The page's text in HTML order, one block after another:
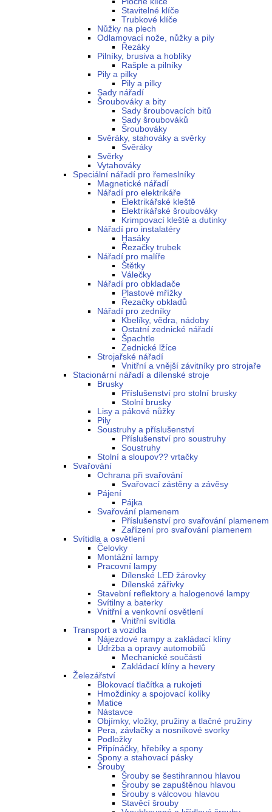
Stavitelné klíče
Trubkové klíče
Nůžky na plech
Odlamovací nože, nůžky a pily
Řezáky
Pilníky, brusiva a hoblíky
Rašple a pilníky
Pily a pilky
Pily a pilky
Sady nářadí
Šroubováky a bity
Sady šroubovacích bitů
Sady šroubováků
Šroubováky
Svěráky, stahováky a svěrky
Svěráky
Svěrky
Vytahováky
Speciální nářadí pro řemeslníky
Magnetické nářadí
Nářadí pro elektrikáře
Elektrikářské kleště
Elektrikářské šroubováky
Krimpovací kleště a dutinky
Nářadí pro instalatéry
Hasáky
Řezačky trubek
Nářadí pro malíře
Štětky
Válečky
Nářadí pro obkladače
Plastové mřížky
Řezačky obkladů
Nářadí pro zedníky
Kbelíky, vědra, nádoby
Ostatní zednické nářadí
Špachtle
Zednické lžíce
Strojařské nářadí
Vnitřní a vnější závitníky pro strojaře
Stacionární nářadí a dílenské stroje
Brusky
Příslušenství pro stolní brusky
Stolní brusky
Lisy a pákové nůžky
Pily
Soustruhy a příslušenství
Příslušenství pro soustruhy
Soustruhy
Stolní a sloupov?? vrtačky
Svařování
Ochrana při svařování
Svařovací zástěny a závěsy
Pájení
Pájka
Svařování plamenem
Příslušenství pro svařování plamenem
Zařízení pro svařování plamenem
Svítidla a osvětlení
Čelovky
Montážní lampy
Pracovní lampy
Dílenské LED žárovky
Dílenské zářivky
Stavební reflektory a halogenové lampy
Svítilny a baterky
Vnitřní a venkovní osvětlení
Vnitřní svítidla
Transport a vozidla
Nájezdové rampy a zakládací klíny
Údržba a opravy automobilů
Mechanické součásti
Zakládací klíny a hevery
Železářství
Blokovací tlačítka a rukojeti
Hmoždinky a spojovací kolíky
Matice
Nástavce
Objímky, vložky, pružiny a tlačné pružiny
Pera, závlačky a nosníkové svorky
Podložky
Připínáčky, hřebíky a spony
Spony a stahovací pásky
Šrouby
Šrouby se šestihrannou hlavou
Šrouby se zapuštěnou hlavou
Šrouby s válcovou hlavou
Stavěcí šrouby